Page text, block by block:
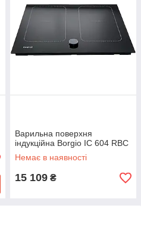
Варильна поверхня
індукційна Borgiо IC 604 RBC
Немає в наявності
15 109 ₴